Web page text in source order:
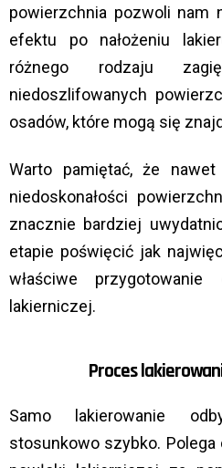
powierzchnia pozwoli nam
efektu po nałożeniu
różnego rodzaju
niedoszlifowanych
osadów, które mogą się
Warto pamiętać, że
niedoskonałości
znacznie bardziej
etapie poświęcić jak
właściwe przygotowanie
lakierniczej.
Proces
Samo lakierowanie
stosunkowo szybko. Polega